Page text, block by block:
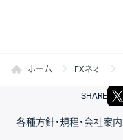
ホーム FXネオ
SHARE
各種方針・規程・会社案内